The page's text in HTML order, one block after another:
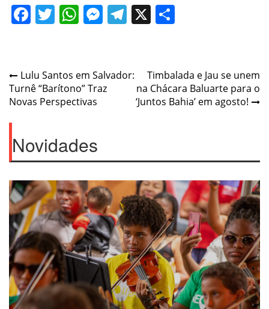
Facebook
Twitter
WhatsApp
Messenger
Telegram
X
Post
navigation
Lulu Santos em Salvador:
Turnê “Barítono” Traz
Novas Perspectivas
Timbalada e Jau se unem
na Chácara Baluarte para o
‘Juntos Bahia’ em agosto!
Novidades